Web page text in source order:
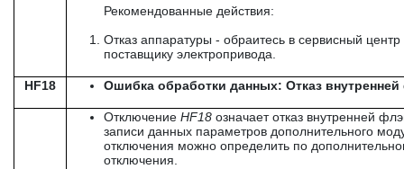
Рекомендованные действия:
Отказ аппаратуры - обраитесь в сервисный центр
поставщику электропривода.
HF18 Ошибка обработки данных: Отказ
Отключение HF18 означает отказ внутренней
записи данных параметров дополнительного
отключения можно определить по
отключения.